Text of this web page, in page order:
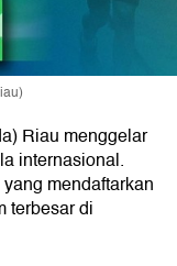
Riau menggelar
internasional.
mendaftarkan
terbesar di